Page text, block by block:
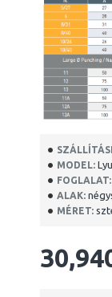
MODEL:
FOGLALAT:
ALAK:
MÉRET: